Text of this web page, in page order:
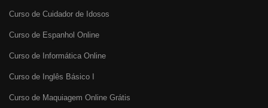
Curso de Cuidador de Idosos
Curso de Espanhol Online
Curso de Informática Online
Curso de Inglês Básico I
Curso de Maquiagem Online Grátis